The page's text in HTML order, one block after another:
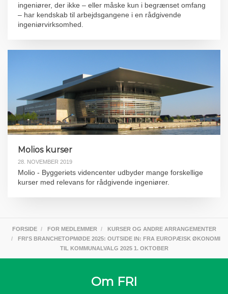
ingeniører, der ikke – eller måske kun i begrænset omfang
– har kendskab til arbejdsgangene i en rådgivende
ingeniørvirksomhed.
Molios kurser
28. NOVEMBER 2019
Molio - Byggeriets videncenter udbyder mange forskellige
kurser med relevans for rådgivende ingeniører.
FORSIDE FOR MEDLEMMER
KURSER OG ANDRE ARRANGEMENTER
FRI'S BRANCHETOPMØDE 2025: OUTSIDE IN: FRA EUROPÆISK ØKONOMI
TIL KOMMUNALVALG 2025 1. OKTOBER
Om FRI